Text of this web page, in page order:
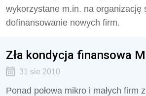
wykorzystane m.in. na organizację
dofinansowanie nowych firm.
Zła kondycja finansowa
31 sie 2010
Ponad połowa mikro i małych firm